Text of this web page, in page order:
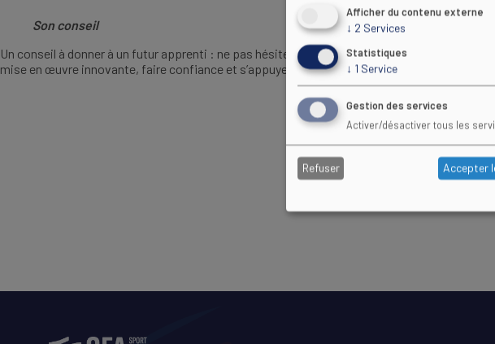
Son conseil
Un conseil à donner à un futur apprenti : ne pas hésiter à mettre en pratique les outils
mise en œuvre innovante, faire confiance et s’appuyer sur l’équipe de formateurs
Afficher du contenu externe
↓ 2 Services
Statistiques
↓ 1 Service
Gestion des services
Activer/désactiver tous les
Refuser Accepter